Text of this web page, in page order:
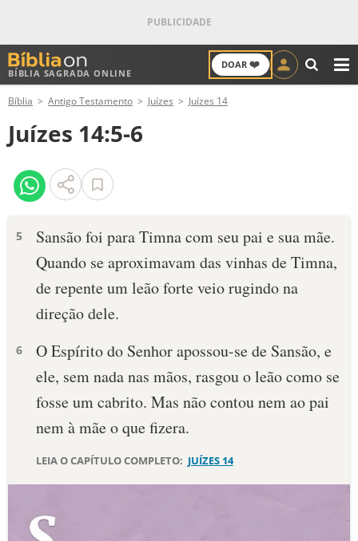
BÍBLIA SAGRADA ONLINE
DOAR ❤️
ANTIGO TESTAMENTO
NOVO TESTAMENTO
VERSÍCULOS
PALAVRA DO DIA
SALMO DO DIA
DEVOCIONAL DIÁRIO
10 MANDAMENTOS
ESTUDOS BÍBLICOS
ESBOÇOS DE PREGAÇÃO
Bíblia Antigo Testamento Juízes Juízes 14
Juízes 14:5-6
5
Sansão foi para Timna com seu pai e sua mãe.
Quando se aproximavam das vinhas de Timna,
de repente um leão forte veio rugindo na
direção dele.
6
O Espírito do Senhor apossou-se de Sansão, e
ele, sem nada nas mãos, rasgou o leão como se
fosse um cabrito. Mas não contou nem ao pai
nem à mãe o que fizera.
LEIA O CAPÍTULO COMPLETO: JUÍZES 14